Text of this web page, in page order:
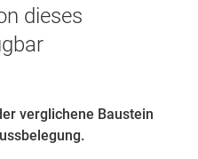
dieses
verglichene Baustein